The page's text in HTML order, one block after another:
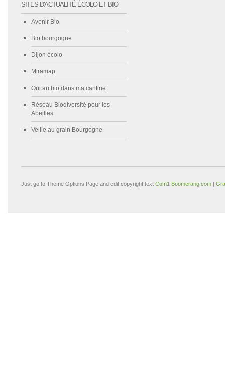
SITES D'ACTUALITÉ ÉCOLO ET BIO
Avenir Bio
Bio bourgogne
Dijon écolo
Miramap
Oui au bio dans ma cantine
Réseau Biodiversité pour les
Abeilles
Veille au grain Bourgogne
Just go to Theme Options Page and edit copyright text Com1 Boomerang.com |